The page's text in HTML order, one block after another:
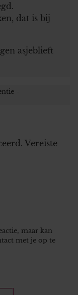
dat is bij
asjeblieft
Vereiste
maar kan
met je op te